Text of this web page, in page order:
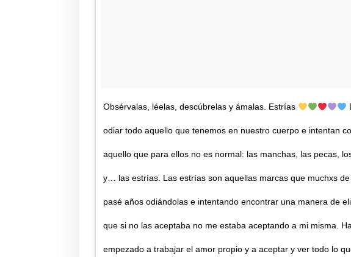
Obsérvalas, léelas, descúbrelas y ámalas. Estrías
odiar todo aquello que tenemos en nuestro cuerpo e intentan
aquello que para ellos no es normal: las manchas, las pecas,
y… las estrías. Las estrías son aquellas marcas que muchxs
pasé años odiándolas e intentando encontrar una manera de
que si no las aceptaba no me estaba aceptando a mi misma.
empezado a trabajar el amor propio y a aceptar y ver todo lo